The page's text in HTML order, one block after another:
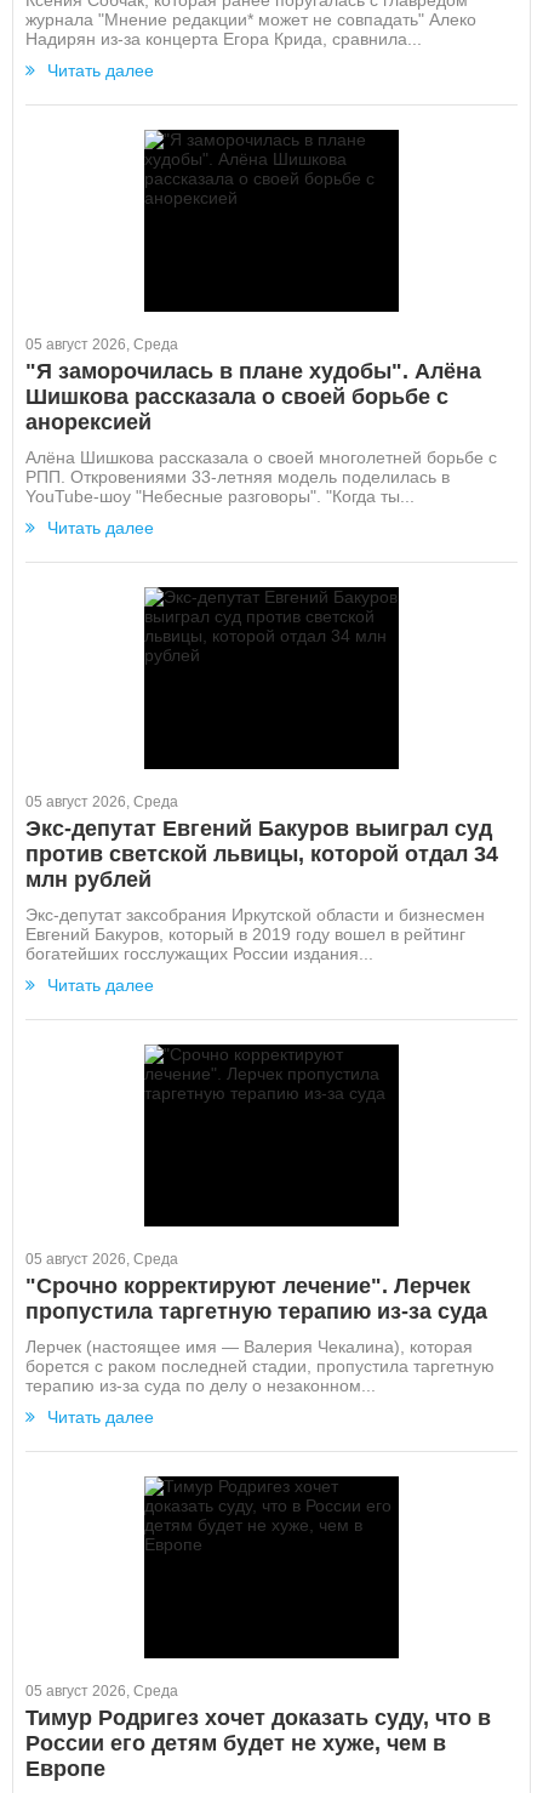
журнала "Мнение редакции* может не совпадать" Алеко
Надирян из-за концерта Егора Крида, сравнила...
Читать далее
05 август 2026, Среда
"Я заморочилась в плане худобы". Алёна
Шишкова рассказала о своей борьбе с
анорексией
Алёна Шишкова рассказала о своей многолетней борьбе с
РПП. Откровениями 33-летняя модель поделилась в
YouTube-шоу "Небесные разговоры". "Когда ты...
Читать далее
05 август 2026, Среда
Экс-депутат Евгений Бакуров выиграл суд
против светской львицы, которой отдал 34
млн рублей
Экс-депутат заксобрания Иркутской области и бизнесмен
Евгений Бакуров, который в 2019 году вошел в рейтинг
богатейших госслужащих России издания...
Читать далее
05 август 2026, Среда
"Срочно корректируют лечение". Лерчек
пропустила таргетную терапию из-за суда
Лерчек (настоящее имя — Валерия Чекалина), которая
борется с раком последней стадии, пропустила таргетную
терапию из-за суда по делу о незаконном...
Читать далее
05 август 2026, Среда
Тимур Родригез хочет доказать суду, что в
России его детям будет не хуже, чем в
Европе